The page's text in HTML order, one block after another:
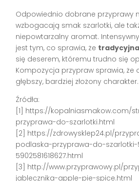
Odpowiednio dobrane przyprawy
wzbogacają smak szarlotki, ale
niepowtarzalny aromat.
jest tym, co sprawia, że
się deserem, któremu trudno się
Kompozycja przypraw sprawia, że
głębszy, bardziej złożony charakter.
Źródła:
[1] https://kopalniasmakow.com/
przyprawa-do-szarlotki.html
[2] https://zdrowysklep24.pl/
podlaska-przyprawa-do-
5902581618627.html
[3] http://www.przyprawowy.pl/
jablecznika-apple-pie-spice.html